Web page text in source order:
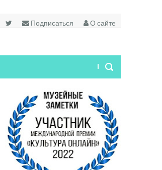
О сайте
Подписаться